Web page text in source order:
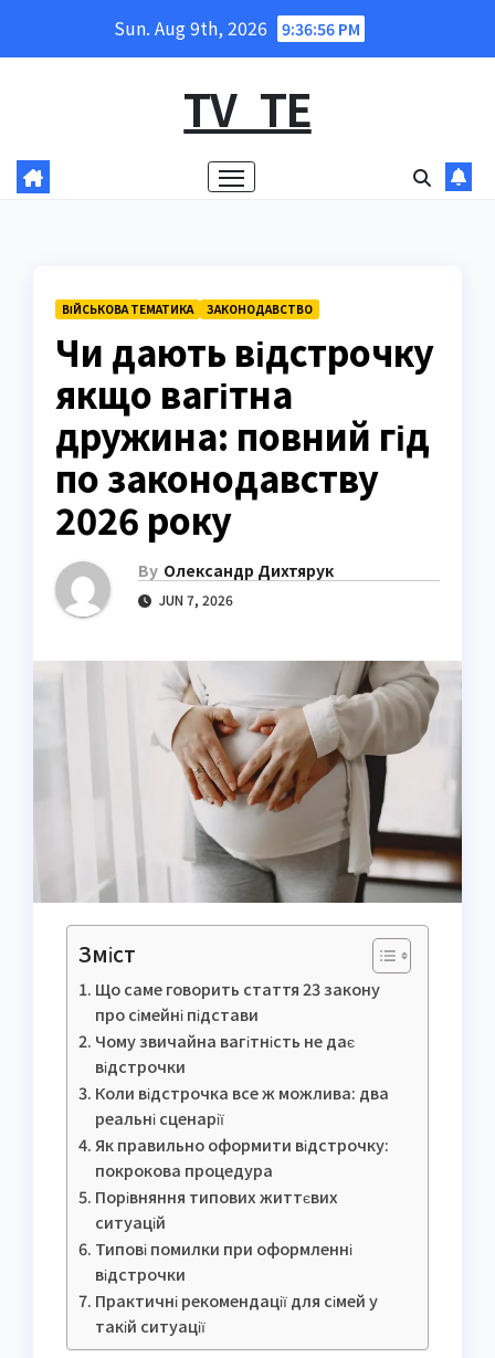
Sun. Aug 9th, 2026 9:36:57 PM
TV_TE
ВІЙСЬКОВА ТЕМАТИКА ЗАКОНОДАВСТВО
Чи дають відстрочку
якщо вагітна
дружина: повний гід
по законодавству
2026 року
By Олександр Дихтярук
JUN 7, 2026
Зміст
Що саме говорить стаття 23 закону
про сімейні підстави
Чому звичайна вагітність не дає
відстрочки
Коли відстрочка все ж можлива: два
реальні сценарії
Як правильно оформити відстрочку:
покрокова процедура
Порівняння типових життєвих
ситуацій
Типові помилки при оформленні
відстрочки
Практичні рекомендації для сімей у
такій ситуації